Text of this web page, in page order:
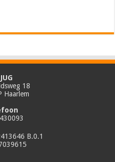
18
Haarlem
B.0.1